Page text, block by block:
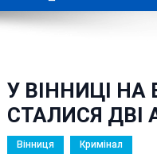
У ВІННИЦІ НА
СТАЛИСЯ ДВІ
Вінниця Кримінал